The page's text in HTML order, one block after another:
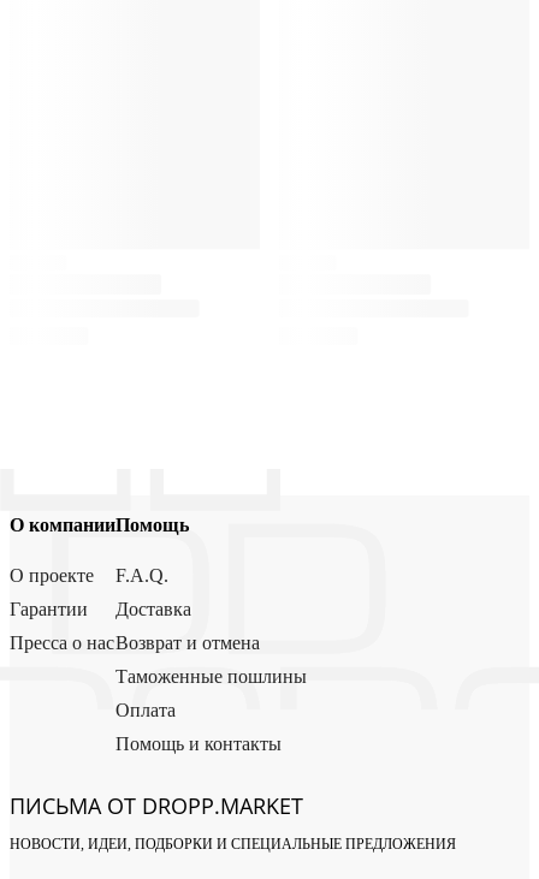
О компании
О проекте
Гарантии
Пресса о нас
Помощь
F.A.Q.
Доставка
Возврат и отмена
Таможенные пошлины
Оплата
Помощь и контакты
ПИСЬМА ОТ DROPP.MARKET
НОВОСТИ, ИДЕИ, ПОДБОРКИ И СПЕЦИАЛЬНЫЕ ПРЕДЛОЖЕНИЯ